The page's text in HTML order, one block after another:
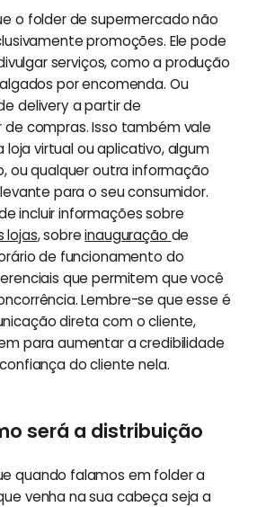
o folder de supermercado não
promoções. Ele pode
serviços, como a produção
por encomenda. Ou
delivery a partir de
compras. Isso também vale
loja virtual ou aplicativo, algum
ou qualquer outra informação
para o seu consumidor.
incluir informações sobre
lojas, sobreinauguração de
de funcionamento do
que permitem que você
Lembre-se que esse é
direta com o cliente,
para aumentar a credibilidade
do cliente nela.
será a distribuição
quando falamos em folder a
venha na sua cabeça seja a